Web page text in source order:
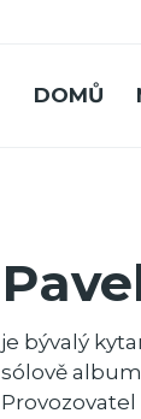
DOMŮ
je bývalý
sólově